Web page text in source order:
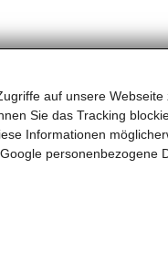
auf unsere
Sie das Tracking
Informationen
Fuhrpark
Wespenbeseitigung
Jugend